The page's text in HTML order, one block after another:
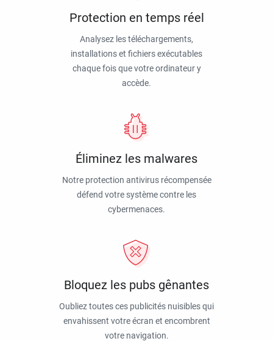
Protection en temps réel
Analysez les téléchargements,
installations et fichiers exécutables
chaque fois que votre ordinateur y
accède.
Éliminez les malwares
Notre protection antivirus récompensée
défend votre système contre les
cybermenaces.
Bloquez les pubs gênantes
Oubliez toutes ces publicités nuisibles qui
envahissent votre écran et encombrent
votre navigation.